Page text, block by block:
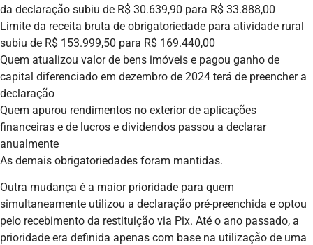
da declaração subiu de R$ 30.639,90 para R$ 33.888,00
Limite da receita bruta de obrigatoriedade para atividade rural
subiu de R$ 153.999,50 para R$ 169.440,00
Quem atualizou valor de bens imóveis e pagou ganho de
capital diferenciado em dezembro de 2024 terá de preencher a
declaração
Quem apurou rendimentos no exterior de aplicações
financeiras e de lucros e dividendos passou a declarar
anualmente
As demais obrigatoriedades foram mantidas.
Outra mudança é a maior prioridade para quem
simultaneamente utilizou a declaração pré-preenchida e optou
pelo recebimento da restituição via Pix. Até o ano passado, a
prioridade era definida apenas com base na utilização de uma